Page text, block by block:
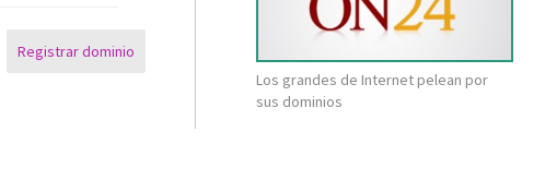
Registrar dominio
Los grandes de Internet pelean por
sus dominios